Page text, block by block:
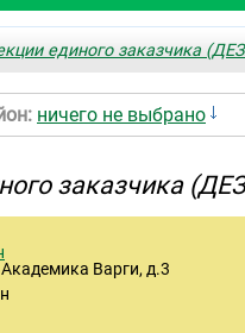
единого заказчика
ничего не выбрано
заказчика
Варги, д.3